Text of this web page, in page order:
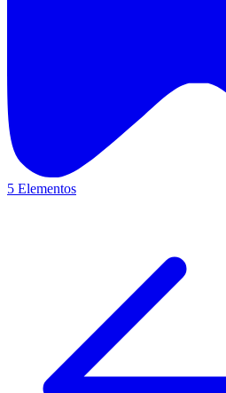
5 Elementos